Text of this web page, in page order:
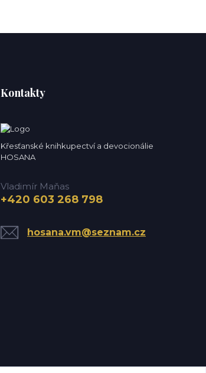
Kontakty
Křesťanské knihkupectví a devocionálie
HOSANA
Vladimír Maňas
+420 603 268 798
hosana.vm@seznam.cz